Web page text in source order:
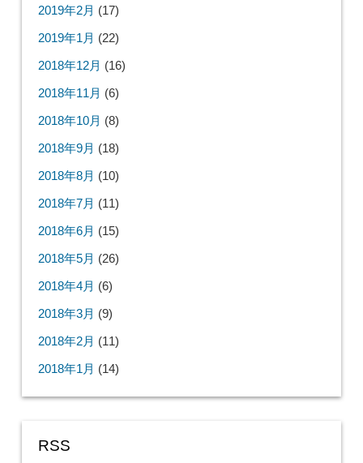
2019年2月 (17)
2019年1月 (22)
2018年12月 (16)
2018年11月 (6)
2018年10月 (8)
2018年9月 (18)
2018年8月 (10)
2018年7月 (11)
2018年6月 (15)
2018年5月 (26)
2018年4月 (6)
2018年3月 (9)
2018年2月 (11)
2018年1月 (14)
RSS